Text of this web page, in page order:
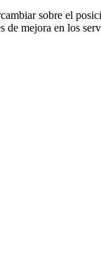
sobre el
mejora en los